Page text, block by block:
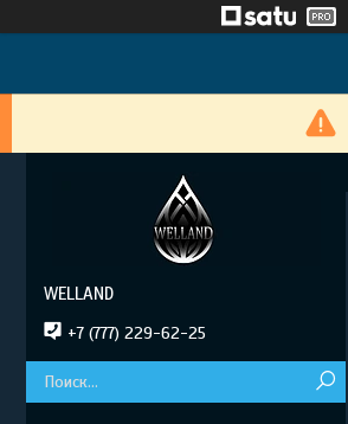
WELLAND
+7 (777) 229-62-25